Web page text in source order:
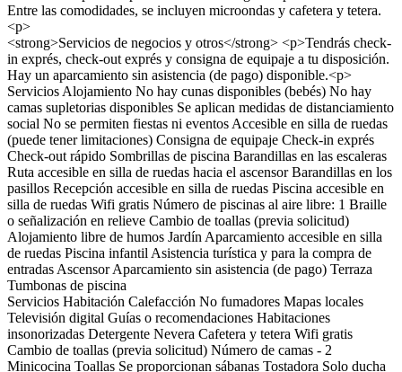
Entre las comodidades, se incluyen microondas y cafetera y tetera.
<p>
<strong>Servicios de negocios y otros</strong> <p>Tendrás check-
in exprés, check-out exprés y consigna de equipaje a tu disposición.
Hay un aparcamiento sin asistencia (de pago) disponible.<p>
Servicios Alojamiento No hay cunas disponibles (bebés) No hay
camas supletorias disponibles Se aplican medidas de distanciamiento
social No se permiten fiestas ni eventos Accesible en silla de ruedas
(puede tener limitaciones) Consigna de equipaje Check-in exprés
Check-out rápido Sombrillas de piscina Barandillas en las escaleras
Ruta accesible en silla de ruedas hacia el ascensor Barandillas en los
pasillos Recepción accesible en silla de ruedas Piscina accesible en
silla de ruedas Wifi gratis Número de piscinas al aire libre: 1 Braille
o señalización en relieve Cambio de toallas (previa solicitud)
Alojamiento libre de humos Jardín Aparcamiento accesible en silla
de ruedas Piscina infantil Asistencia turística y para la compra de
entradas Ascensor Aparcamiento sin asistencia (de pago) Terraza
Tumbonas de piscina
Servicios Habitación Calefacción No fumadores Mapas locales
Televisión digital Guías o recomendaciones Habitaciones
insonorizadas Detergente Nevera Cafetera y tetera Wifi gratis
Cambio de toallas (previa solicitud) Número de camas - 2
Minicocina Toallas Se proporcionan sábanas Tostadora Solo ducha